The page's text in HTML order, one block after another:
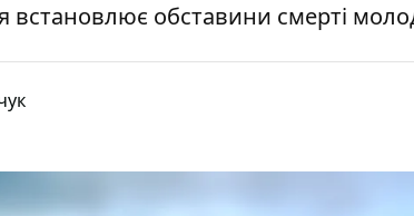
встановлює обставини смерті